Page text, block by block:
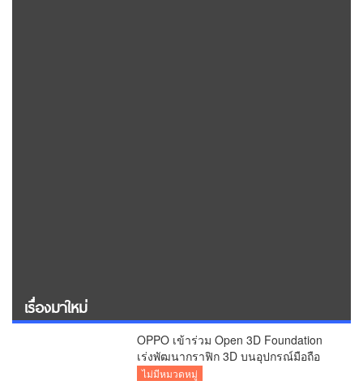
เรื่องมาใหม่
OPPO เข้าร่วม Open 3D Foundation
เร่งพัฒนากราฟิก 3D บนอุปกรณ์มือถือ
ไม่มีหมวดหมู่